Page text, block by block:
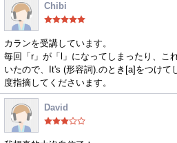
Chibi
カランを受講しています。
毎回「r」が「l」になってしまったり、こ
いたので、It's (形容詞).のとき[a]をつけて
度指摘してくださいます。
David